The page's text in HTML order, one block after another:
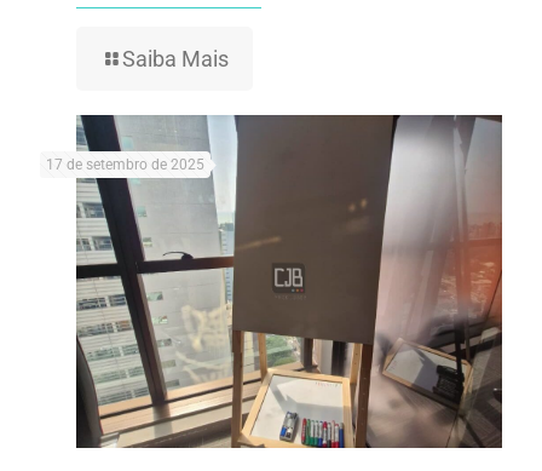
Saiba Mais
17 de setembro de 2025